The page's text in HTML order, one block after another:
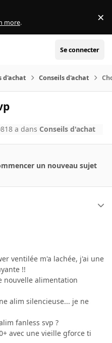
more. ×
Se connecter
d'achat Conseils d'achat
18 a dans Conseils d'achat
un nouveau sujet
ventilée m'a lachée, j'ai une
!!
nouvelle alimentation
alim silencieuse... je ne
fanless svp ?
avec une vieille gforce ti